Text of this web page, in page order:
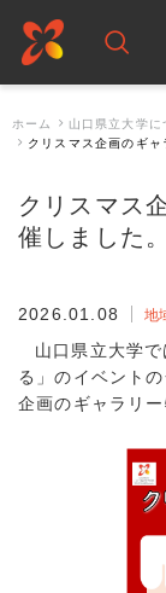
ホーム 山口県立大学に
クリスマス企画のギャ
クリスマス
催しました。
2026.01.08 地
山口県立大学
る」のイベント
企画のギャラリ